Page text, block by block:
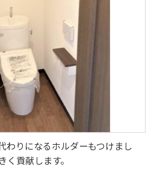
わりになるホルダーもつけまし
貢献します。